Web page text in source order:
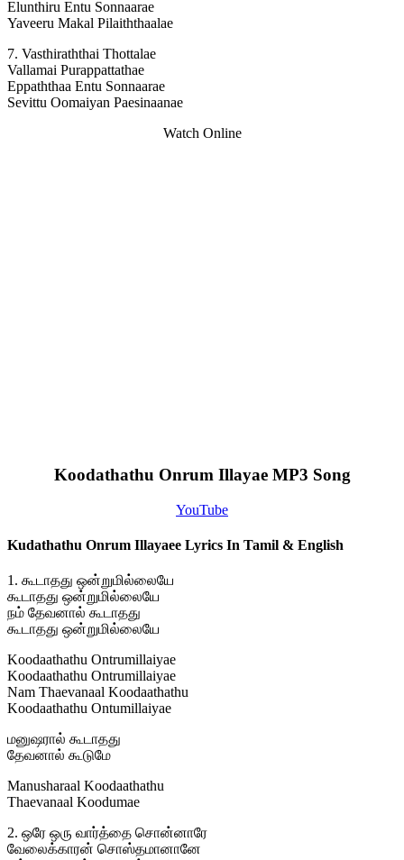
Elunthiru Entu Sonnaarae
Yaveeru Makal Pilaiththaalae
7. Vasthiraththai Thottalae
Vallamai Purappattathae
Eppaththaa Entu Sonnaarae
Sevittu Oomaiyan Paesinaanae
Watch Online
Koodathathu Onrum Illayae MP3 Song
YouTube
Kudathathu Onrum Illayaee Lyrics In Tamil & English
1. கூடாதது ஒன்றுமில்லையே
கூடாதது ஒன்றுமில்லையே
நம் தேவனால் கூடாதது
கூடாதது ஒன்றுமில்லையே
Koodaathathu Ontrumillaiyae
Koodaathathu Ontrumillaiyae
Nam Thaevanaal Koodaathathu
Koodaathathu Ontumillaiyae
மனுஷரால் கூடாதது
தேவனால் கூடுமே
Manusharaal Koodaathathu
Thaevanaal Koodumae
2. ஒரே ஒரு வார்த்தை சொன்னாரே
வேலைக்காரன் சொஸ்தமானானே